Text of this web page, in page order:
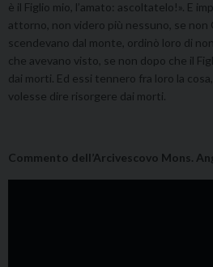
è il Figlio mio, l’amato: ascoltatelo!». E
attorno, non videro più nessuno, se non
scendevano dal monte, ordinò loro di
che avevano visto, se non dopo che il
dai morti. Ed essi tennero fra loro la
volesse dire risorgere dai morti.
Commento dell’Arcivescovo Mons.